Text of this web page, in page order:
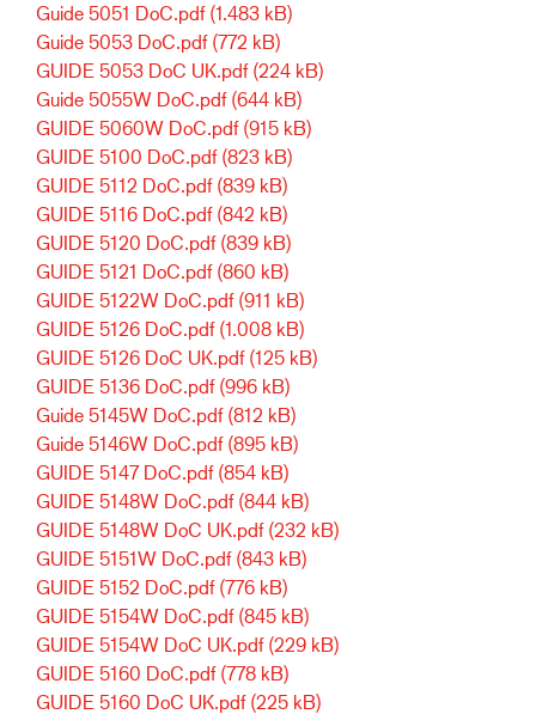
Guide 5051 DoC.pdf (1.483 kB)
Guide 5053 DoC.pdf (772 kB)
GUIDE 5053 DoC UK.pdf (224 kB)
Guide 5055W DoC.pdf (644 kB)
GUIDE 5060W DoC.pdf (915 kB)
GUIDE 5100 DoC.pdf (823 kB)
GUIDE 5112 DoC.pdf (839 kB)
GUIDE 5116 DoC.pdf (842 kB)
GUIDE 5120 DoC.pdf (839 kB)
GUIDE 5121 DoC.pdf (860 kB)
GUIDE 5122W DoC.pdf (911 kB)
GUIDE 5126 DoC.pdf (1.008 kB)
GUIDE 5126 DoC UK.pdf (125 kB)
GUIDE 5136 DoC.pdf (996 kB)
Guide 5145W DoC.pdf (812 kB)
Guide 5146W DoC.pdf (895 kB)
GUIDE 5147 DoC.pdf (854 kB)
GUIDE 5148W DoC.pdf (844 kB)
GUIDE 5148W DoC UK.pdf (232 kB)
GUIDE 5151W DoC.pdf (843 kB)
GUIDE 5152 DoC.pdf (776 kB)
GUIDE 5154W DoC.pdf (845 kB)
GUIDE 5154W DoC UK.pdf (229 kB)
GUIDE 5160 DoC.pdf (778 kB)
GUIDE 5160 DoC UK.pdf (225 kB)